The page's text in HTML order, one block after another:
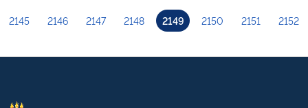
2145 2146 2147 2148 2149 2150 2151 2152